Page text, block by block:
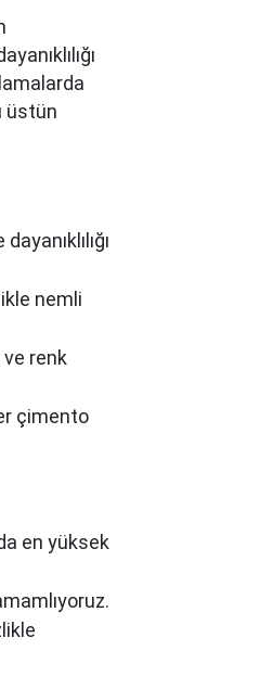
üstün
nemli
renk
çimento
en yüksek